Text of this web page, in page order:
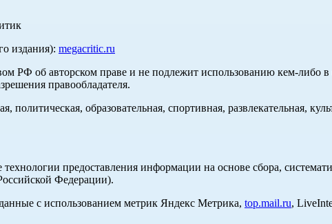
издания): megacritic.ru
РФ об авторском праве и не подлежит использованию кем-либо
правообладателя.
образовательная, спортивная, развлекательная,
предоставления информации на основе сбора,
Федерации).
с использованием метрик Яндекс Метрика, top.mail.ru,